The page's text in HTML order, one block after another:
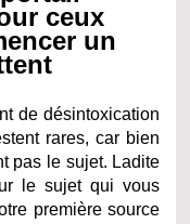
ceux
un
de désintoxication
rares, car bien
pas le sujet. Ladite
le sujet qui vous
première source